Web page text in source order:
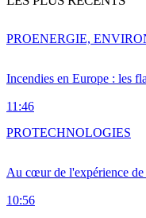
Incendies en Europe : les
11:46
PROENERGIE,
Au cœur de l'expérience
10:56
PROTECHNOLOGIES